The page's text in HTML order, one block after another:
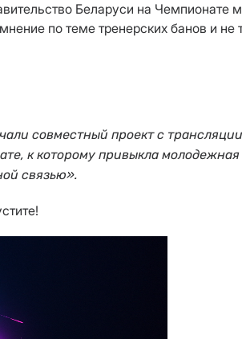
Беларуси на Чемпионате
по теме тренерских банов и не
совместный проект с
к которому привыкла
связью».